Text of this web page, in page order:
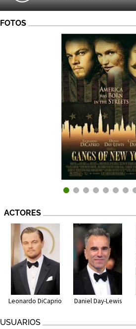
FOTOS
ACTORES
Leonardo DiCaprio Daniel Day-Lewis
USUARIOS